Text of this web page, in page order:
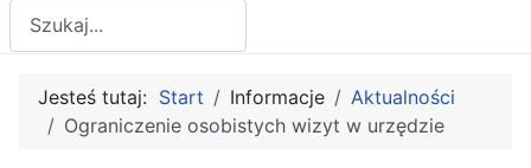
Jesteś tutaj: Start Informacje
Aktualności
Ograniczenie osobistych wizyt w urzędzie